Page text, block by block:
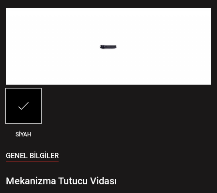
SİYAH
GENEL BİLGİLER
Mekanizma Tutucu Vidası